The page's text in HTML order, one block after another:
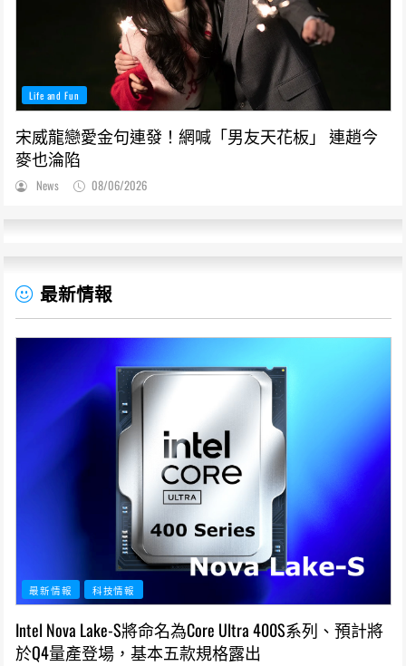
Life and Fun
宋威龍戀愛金句連發！網喊「男友天花板」 連趙今
麥也淪陷
News 08/06/2026
最新情報
最新情報 科技情報
Intel Nova Lake-S將命名為Core Ultra 400S系列、預計將
於Q4量產登場，基本五款規格露出